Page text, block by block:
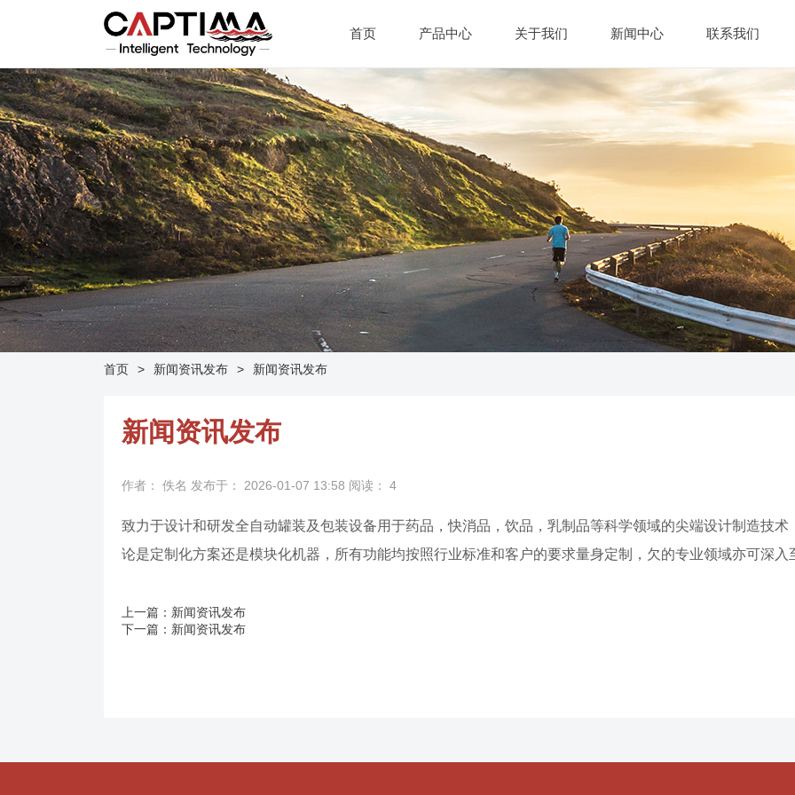
首页 产品中心 关于我们 新闻中心 联系我们
首页 新闻资讯发布 新闻资讯发布
新闻资讯发布
作者： 佚名 发布于： 2026-01-07 13:58 阅读： 4
致力于设计和研发全自动罐装及包装设备用于药品，快消品，饮品，乳制品等科学领域的尖端设计制造技
论是定制化方案还是模块化机器，所有功能均按照行业标准和客户的要求量身定制，欠的专业领域亦可深入
上一篇：新闻资讯发布
下一篇：新闻资讯发布